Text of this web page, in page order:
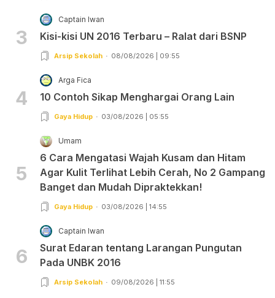
3
Captain Iwan
Kisi-kisi UN 2016 Terbaru – Ralat dari BSNP
Arsip Sekolah 08/08/2026 | 09:55
4
Arga Fica
10 Contoh Sikap Menghargai Orang Lain
Gaya Hidup 03/08/2026 | 05:55
5
Umam
6 Cara Mengatasi Wajah Kusam dan Hitam
Agar Kulit Terlihat Lebih Cerah, No 2 Gampang
Banget dan Mudah Dipraktekkan!
Gaya Hidup 03/08/2026 | 14:55
6
Captain Iwan
Surat Edaran tentang Larangan Pungutan
Pada UNBK 2016
Arsip Sekolah 09/08/2026 | 11:55